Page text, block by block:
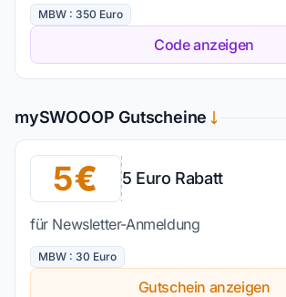
MBW : 350 Euro
Code anzeigen
mySWOOOP Gutscheine
5 5 Euro Rabatt
für Newsletter-Anmeldung
MBW : 30 Euro
Gutschein anzeigen